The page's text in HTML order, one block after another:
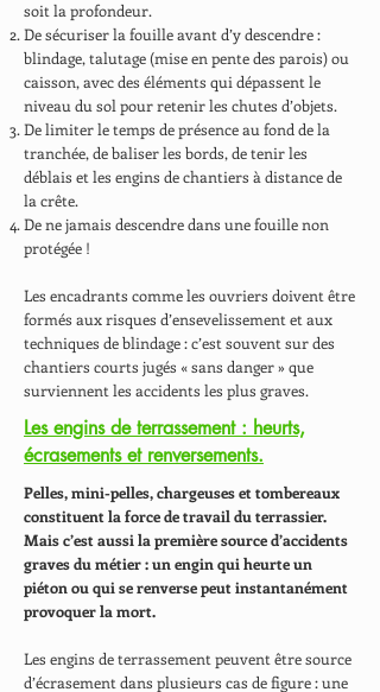
soit la profondeur.
De sécuriser la fouille avant d’y descendre :
blindage, talutage (mise en pente des parois) ou
caisson, avec des éléments qui dépassent le
niveau du sol pour retenir les chutes d’objets.
De limiter le temps de présence au fond de la
tranchée, de baliser les bords, de tenir les
déblais et les engins de chantiers à distance de
la crête.
De ne jamais descendre dans une fouille non
protégée !
Les encadrants comme les ouvriers doivent être
formés aux risques d’ensevelissement et aux
techniques de blindage : c’est souvent sur des
chantiers courts jugés « sans danger » que
surviennent les accidents les plus graves.
Les engins de terrassement : heurts,
écrasements et renversements.
Pelles, mini-pelles, chargeuses et tombereaux
constituent la force de travail du terrassier.
Mais c’est aussi la première source d’accidents
graves du métier : un engin qui heurte un
piéton ou qui se renverse peut instantanément
provoquer la mort.
Les engins de terrassement peuvent être source
d’écrasement dans plusieurs cas de figure : une